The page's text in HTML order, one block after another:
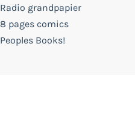
Radio grandpapier
8 pages comics
Peoples Books!